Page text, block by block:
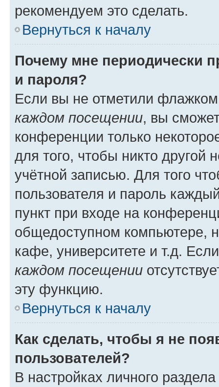
рекомендуем это сделать.
Вернуться к началу
Почему мне периодически
и пароля?
Если вы не отметили
каждом посещении, вы
конференции только
для того, чтобы никто другой
учётной записью. Для того
пользователя и пароль
пункт при входе на
общедоступном компьютере,
кафе, университете и т.д.
каждом посещении
эту функцию.
Вернуться к началу
Как сделать, чтобы я не
пользователей?
В настройках личного